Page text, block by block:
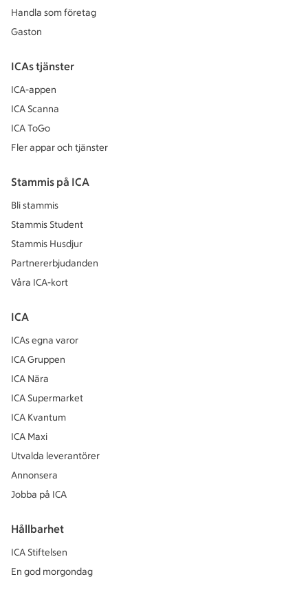
Handla som företag
Gaston
ICAs tjänster
ICA-appen
ICA Scanna
ICA ToGo
Fler appar och tjänster
Stammis på ICA
Bli stammis
Stammis Student
Stammis Husdjur
Partnererbjudanden
Våra ICA-kort
ICA
ICAs egna varor
ICA Gruppen
ICA Nära
ICA Supermarket
ICA Kvantum
ICA Maxi
Utvalda leverantörer
Annonsera
Jobba på ICA
Hållbarhet
ICA Stiftelsen
En god morgondag